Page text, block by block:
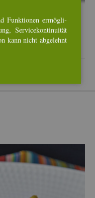
um 11:52 Uhr ak­
Funk­tio­nen er­mög­li­
Ser­vice­kon­ti­nui­tät
kann nicht ab­ge­lehnt